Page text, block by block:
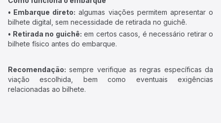
• Embarque direto: algumas viações permitem apresentar o
bilhete digital, sem necessidade de retirada no guichê.
• Retirada no guichê: em certos casos, é necessário retirar o
bilhete físico antes do embarque.
Recomendação: sempre verifique as regras específicas da
viação escolhida, bem como eventuais exigências
relacionadas ao bilhete.